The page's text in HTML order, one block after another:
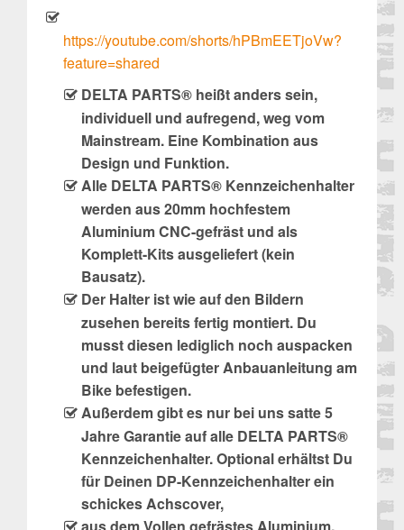
https://youtube.com/shorts/hPBmEETjoVw?
feature=shared
DELTA PARTS® heißt anders sein,
individuell und aufregend, weg vom
Mainstream. Eine Kombination aus
Design und Funktion.
Alle DELTA PARTS® Kennzeichenhalter
werden aus 20mm hochfestem
Aluminium CNC-gefräst und als
Komplett-Kits ausgeliefert (kein
Bausatz).
Der Halter ist wie auf den Bildern
zusehen bereits fertig montiert. Du
musst diesen lediglich noch auspacken
und laut beigefügter Anbauanleitung am
Bike befestigen.
Außerdem gibt es nur bei uns satte 5
Jahre Garantie auf alle DELTA PARTS®
Kennzeichenhalter. Optional erhältst Du
für Deinen DP-Kennzeichenhalter ein
schickes Achscover,
aus dem Vollen gefrästes Aluminium,